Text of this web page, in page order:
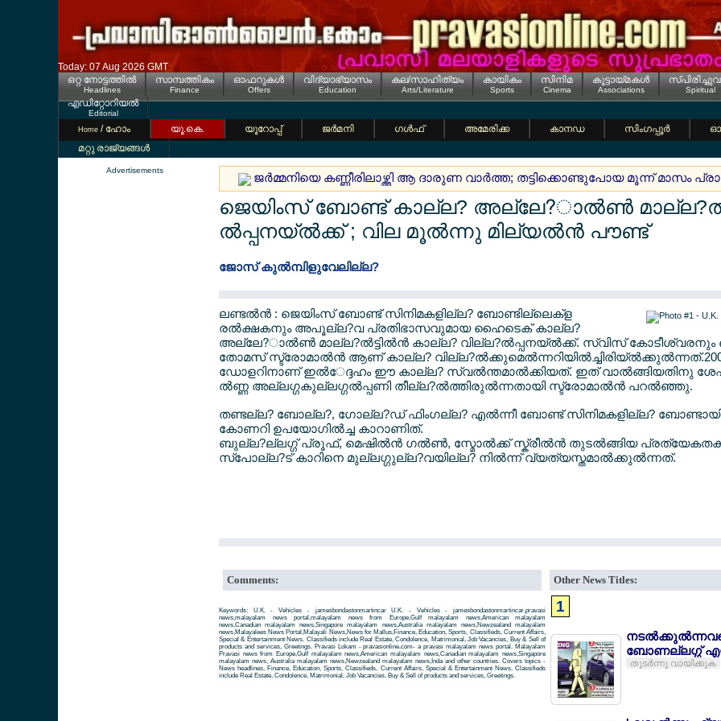
Today: 07 Aug 2026 GMT
ഒറ്റ നോട്ടത്തില്‍
Headlines
സാമ്പത്തികം
Finance
ഓഫറുകള്‍
Offers
വിദ്യാഭ്യാസം
Education
കല/സാഹിത്യം
Arts/Literature
കായികം
Sports
സിനിമ
Cinema
കൂട്ടായ്മകള്‍
Associations Spiritual
എഡിറ്റോറിയല്‍
Editorial
Home / ഹോം യൂ.കെ. യൂറോപ്പ് ജര്‍മനി ഗള്‍ഫ് അമേരിക്ക കാനഡ സിംഗപ്പൂര്‍
മറ്റു രാജ്യങ്ങള്‍
Advertisements
ജര്‍മ്മനിയെ കണ്ണീരിലാഴ്ത്തി ആ ദാരുണ വാര്‍ത്ത; തട്ടിക്കൊണ്ടുപോയ മൂന്ന് മാസം
ജെയിംസ് ബോണ്ട് കാല്ല? അല്ലേ?ാല്‍ണ്‍
ല്‍പ്പനയ്ല്‍ക്ക് ; വില മൂല്‍ന്നു മില്യല്‍ന്‍ പൗണ്ട്
ജോസ് കുല്‍മ്പിളുവേലില്ല?
ലണ്ടല്‍ന്‍ : ജെയിംസ് ബോണ്ട് സിനിമകളില്ല? ബോണ്ടില്ലെക്ള
രല്‍ക്ഷകനും അപൂല്ല?വ പ്രതിഭാസവുമായ ഹൈടെക് കാല്ല?
അല്ലേ?ാല്‍ണ്‍ മാല്ല?ല്‍ട്ടില്‍ന്‍ കാല്ല? വില്ല?ല്‍പ്പനയ്ല്‍ക്ക്. സ്വിസ്
തോമസ് സ്ട്രോമാല്‍ന്‍ ആണ് കാല്ല?
ഡോളറിനാണ് ഇല്‍േദ്ദഹം ഈ കാല്ല? സ്വല്‍ന്തമാല്‍ക്കിയത്. ഇത് വാല്‍ങ്ങിയതിനു
ല്‍ണ്ണ അല്ലഗ്ഗകുല്ലഗ്ഗല്‍പ്പണി തീല്ല?ല്‍ത്തിരുല്‍ന്നതായി സ്ട്രോമാല്‍ന്‍ പറല്‍ഞ്ഞു.
തണ്ടല്ല? ബോല്ല?, ഗോല്ല?ഡ് ഫിംഗല്ല? എല്‍ന്നീ ബോണ്ട് സിനിമകളില്ല?
കോണറി ഉപയോഗില്‍ച്ച കാറാണിത്.
ബുല്ല?ല്ലഗ്ഗ് പ്രൂഫ്, മെഷില്‍ന്‍ ഗല്‍ണ്‍, സ്മോല്‍ക്ക് സ്ക്രീല്‍ന്‍ തുടല്‍ങ്ങിയ
സ്പോല്ല?ട് കാറിനെ മുല്ലഗ്ഗുല്ല?വയില്ല? നില്‍ന്ന് വ്യത്യസ്തമാല്‍ക്കുല്‍ന്നത്.
Comments:
Keywords: U.K. - Vehicles - jamesbondastonmartincar U.K. - Vehicles - jamesbondastonmartincar,pravasi
news,malayalam news portal,malayalam news from Europe,Gulf malayalam news,American malayalam
news,Canadian malayalam news,Singapore malayalam news,Australia malayalam news,Newzealand malayalam
news,Malayalees News Portal,Malayali News,News for Mallus,Finance, Education, Sports, Classifieds, Current Affairs,
Special & Entertainment News. Classifieds include Real Estate, Condolence, Matrimonial, Job Vacancies, Buy & Sell of
products and services, Greetings. Pravasi Lokam - pravasionline.com- a pravasi malayalam news portal. Malayalam
Pravasi news from Europe,Gulf malayalam news,American malayalam news,Canadian malayalam news,Singapore
malayalam news, Australia malayalam news,Newzealand malayalam news,Inda and other countries. Covers topics -
News headlines, Finance, Education, Sports, Classifieds, Current Affairs, Special & Entertainment News. Classifieds
include Real Estate, Condolence, Matrimonial, Job Vacancies, Buy & Sell of products and services, Greetings.
Other News Titles:
1
ബോണല്ലഗ്ഗ്
തുടര്‍ന്നു വായിക്കുക